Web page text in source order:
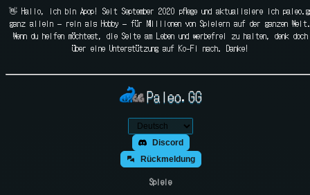
👋 Hallo, ich bin Apop! Seit September 2020 pflege und aktualisiere ich
ganz allein — rein als Hobby — für Millionen von Spielern auf der ganzen
Wenn du helfen möchtest, die Seite am Leben und werbefrei zu halten, denk doch
über eine Unterstützung auf Ko-Fi nach. Danke!
Paleo.GG
Discord
Rückmeldung
Spiele